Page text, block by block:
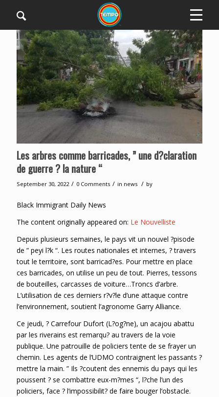
Les arbres comme barricades, ” une d?claration
de guerre ? la nature “
September 30, 2022 / 0 Comments / in news / by
Black Immigrant Daily News
The content originally appeared on: Le Nouvelliste
Depuis plusieurs semaines, le pays vit un nouvel ?pisode
de ” peyi l?k “. Les routes nationales et internes, ? travers
tout le territoire, sont barricad?es. Pour mettre en place
ces barricades, on utilise un peu de tout. Pierres, tessons
de bouteilles, carcasses de voiture…Troncs d’arbre.
L’utilisation de ces derniers r?v?le d’une attaque contre
l’environnement, soutient l’agronome Garry Alliance.
Ce jeudi, ? Carrefour Dufort (L?og?ne), un acajou abattu
par les riverains est remarqu? au travers de la voie
publique. Une patrouille de policiers tente de se frayer un
chemin. Les agents de l’UDMO contraignent les passants ?
mettre la main. ” Ils ?coutent des ennemis du pays qui les
poussent ? se combattre eux-m?mes “, l?che l’un des
policiers, face ? l’impossibilit? de faire bouger l’obstacle.